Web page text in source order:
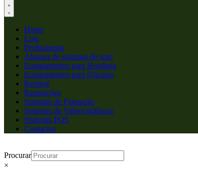
Home
Loja
Profissionais
Aluguer de sistemas de som
Equipamentos para Hotelaria
Equipamentos para Oficinas
Renting
Reparações
Sistemas de Faturação
Sistemas de Videovigilância
Sistemas POS
Contactos
Procurar
×